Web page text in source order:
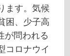
ます。気候
困、少子高
が問われる
コロナウイ